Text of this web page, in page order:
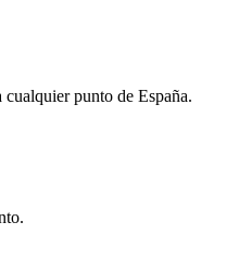
punto de España.